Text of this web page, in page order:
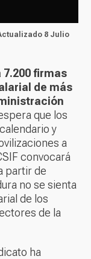
8 Julio
7.200 firmas
de más
que los
y
a
convocará
partir de
no se sienta
de los
de la
ha